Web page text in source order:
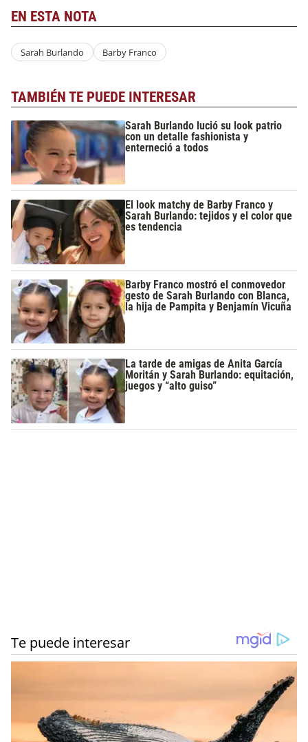
EN ESTA NOTA
Sarah Burlando Barby Franco
TAMBIÉN TE PUEDE INTERESAR
Sarah Burlando lució su look patrio
con un detalle fashionista y
enterneció a todos
El look matchy de Barby Franco y
Sarah Burlando: tejidos y el color que
es tendencia
Barby Franco mostró el conmovedor
gesto de Sarah Burlando con Blanca,
la hija de Pampita y Benjamín Vicuña
La tarde de amigas de Anita García
Moritán y Sarah Burlando: equitación,
juegos y “alto guiso”